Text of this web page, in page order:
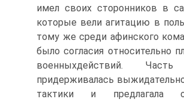
имел своих сторонников в
которые вели агитацию в
тому же среди афинского
было согласия относительно
военныхдействий. Часть
придерживалась
тактики и предлагала